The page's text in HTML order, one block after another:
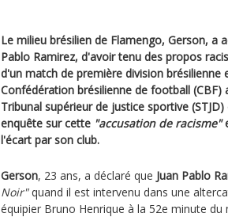
Le milieu brésilien de Flamengo, Gerson, a
Pablo Ramirez, d'avoir tenu des propos
d'un match de première division brésilienne
Confédération brésilienne de football (CBF)
Tribunal supérieur de justice sportive (STJD)
enquête sur cette "accusation de racisme"
l'écart par son club.
Gerson, 23 ans, a déclaré que Juan Pablo
Noir"quand il est intervenu dans une
équipier Bruno Henrique à la 52e minute